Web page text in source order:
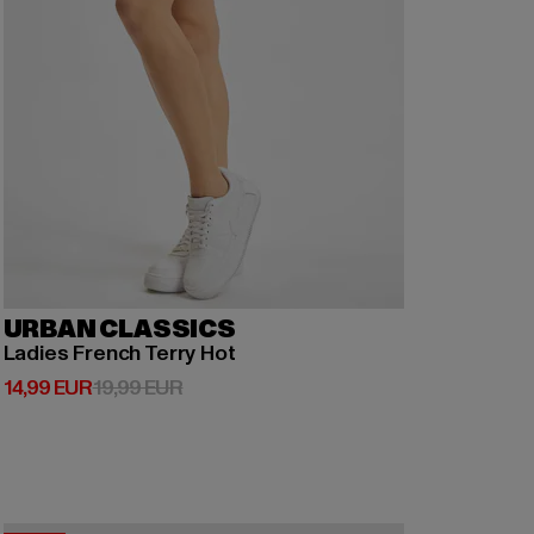
URBAN CLASSICS
Ladies French Terry Hot
14,99 EUR
Derzeitiger Preis: 14,99 EUR
19,99 EURAktionspreis: 19,99 EUR